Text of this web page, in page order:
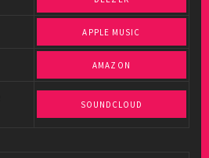
APPLE MUSIC
AMAZON
SOUNDCLOUD